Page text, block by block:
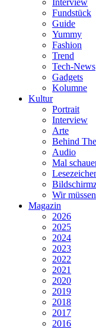
Interview
Fundstück
Guide
Yummy
Fashion
Trend
Tech-News
Gadgets
Kolumne
Kultur
Portrait
Interview
Arte
Behind
Audio
Mal
Wir
Magazin
2026
2025
2024
2023
2022
2021
2020
2019
2018
2017
2016